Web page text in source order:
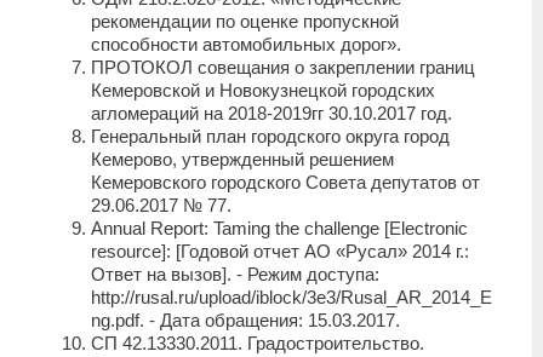
рекомендации по оценке пропускной
способности автомобильных дорог».
ПРОТОКОЛ совещания о закреплении границ
Кемеровской и Новокузнецкой городских
агломераций на 2018-2019гг 30.10.2017 год.
Генеральный план городского округа город
Кемерово, утвержденный решением
Кемеровского городского Совета депутатов от
29.06.2017 № 77.
Annual Report: Taming the challenge [Electronic
resource]: [Годовой отчет АО «Русал» 2014 г.:
Ответ на вызов]. ‑ Режим доступа:
http://rusal.ru/upload/iblock/3e3/Rusal_AR_2014_E
ng.pdf. ‑ Дата обращения: 15.03.2017.
СП 42.13330.2011. Градостроительство.